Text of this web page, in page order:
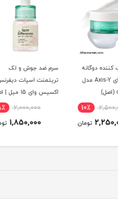
دوگانه
اکسیس وای Axis-Y مدل
10٪
تومان
سرم ضد جوش و لک
تریتمنت اسپات دیفرنس
اکسیس وای 15 میل | اصل
2,000,000 8٪
1,850,000 تومان